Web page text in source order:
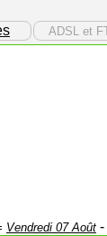
Vendredi 07 Août -